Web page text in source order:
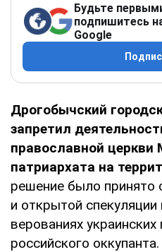
Будьте
подпишитесь
Google
Дрогобычский
запретил
православной церкви
патриархата на
решение было принято
и открытой спекуляции
верованиях
российского оккупанта.